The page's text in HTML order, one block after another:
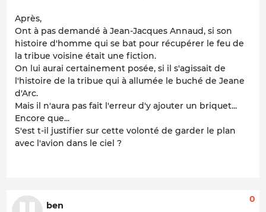
Après,
Ont à pas demandé à Jean-Jacques Annaud, si son
histoire d'homme qui se bat pour récupérer le feu de
la tribue voisine était une fiction.
On lui aurai certainement posée, si il s'agissait de
l'histoire de la tribue qui à allumée le buché de Jeane
d'Arc.
Mais il n'aura pas fait l'erreur d'y ajouter un briquet...
Encore que...
S'est t-il justifier sur cette volonté de garder le plan
avec l'avion dans le ciel ?
ben
0